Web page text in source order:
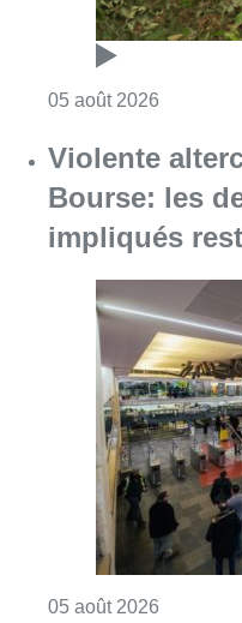
05 août 2026
Violente
Bourse: les
impliqués
05 août 2026